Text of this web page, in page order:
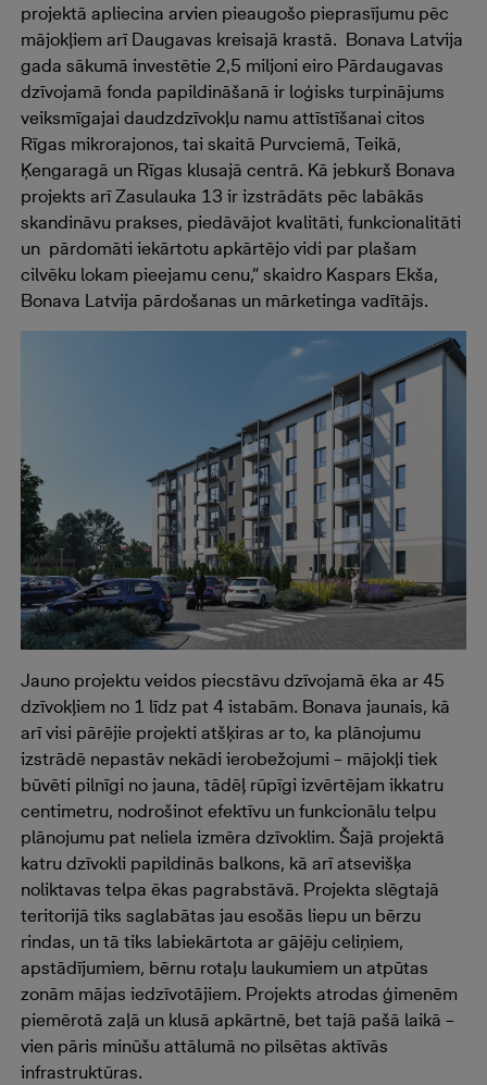
projektā apliecina arvien pieaugošo pieprasījumu pēc
mājokļiem arī Daugavas kreisajā krastā. Bonava Latvija
gada sākumā investētie 2,5 miljoni eiro Pārdaugavas
dzīvojamā fonda papildināšanā ir loģisks turpinājums
veiksmīgajai daudzdzīvokļu namu attīstīšanai citos
Rīgas mikrorajonos, tai skaitā Purvciemā, Teikā,
Ķengaragā un Rīgas klusajā centrā. Kā jebkurš Bonava
projekts arī Zasulauka 13 ir izstrādāts pēc labākās
skandināvu prakses, piedāvājot kvalitāti, funkcionalitāti
un pārdomāti iekārtotu apkārtējo vidi par plašam
cilvēku lokam pieejamu cenu,” skaidro Kaspars Ekša,
Bonava Latvija pārdošanas un mārketinga vadītājs.
Jauno projektu veidos piecstāvu dzīvojamā ēka ar 45
dzīvokļiem no 1 līdz pat 4 istabām. Bonava jaunais, kā
arī visi pārējie projekti atšķiras ar to, ka plānojumu
izstrādē nepastāv nekādi ierobežojumi – mājokļi tiek
būvēti pilnīgi no jauna, tādēļ rūpīgi izvērtējam ikkatru
centimetru, nodrošinot efektīvu un funkcionālu telpu
plānojumu pat neliela izmēra dzīvoklim. Šajā projektā
katru dzīvokli papildinās balkons, kā arī atsevišķa
noliktavas telpa ēkas pagrabstāvā. Projekta slēgtajā
teritorijā tiks saglabātas jau esošās liepu un bērzu
rindas, un tā tiks labiekārtota ar gājēju celiņiem,
apstādījumiem, bērnu rotaļu laukumiem un atpūtas
zonām mājas iedzīvotājiem. Projekts atrodas ģimenēm
piemērotā zaļā un klusā apkārtnē, bet tajā pašā laikā –
vien pāris minūšu attālumā no pilsētas aktīvās
infrastruktūras.